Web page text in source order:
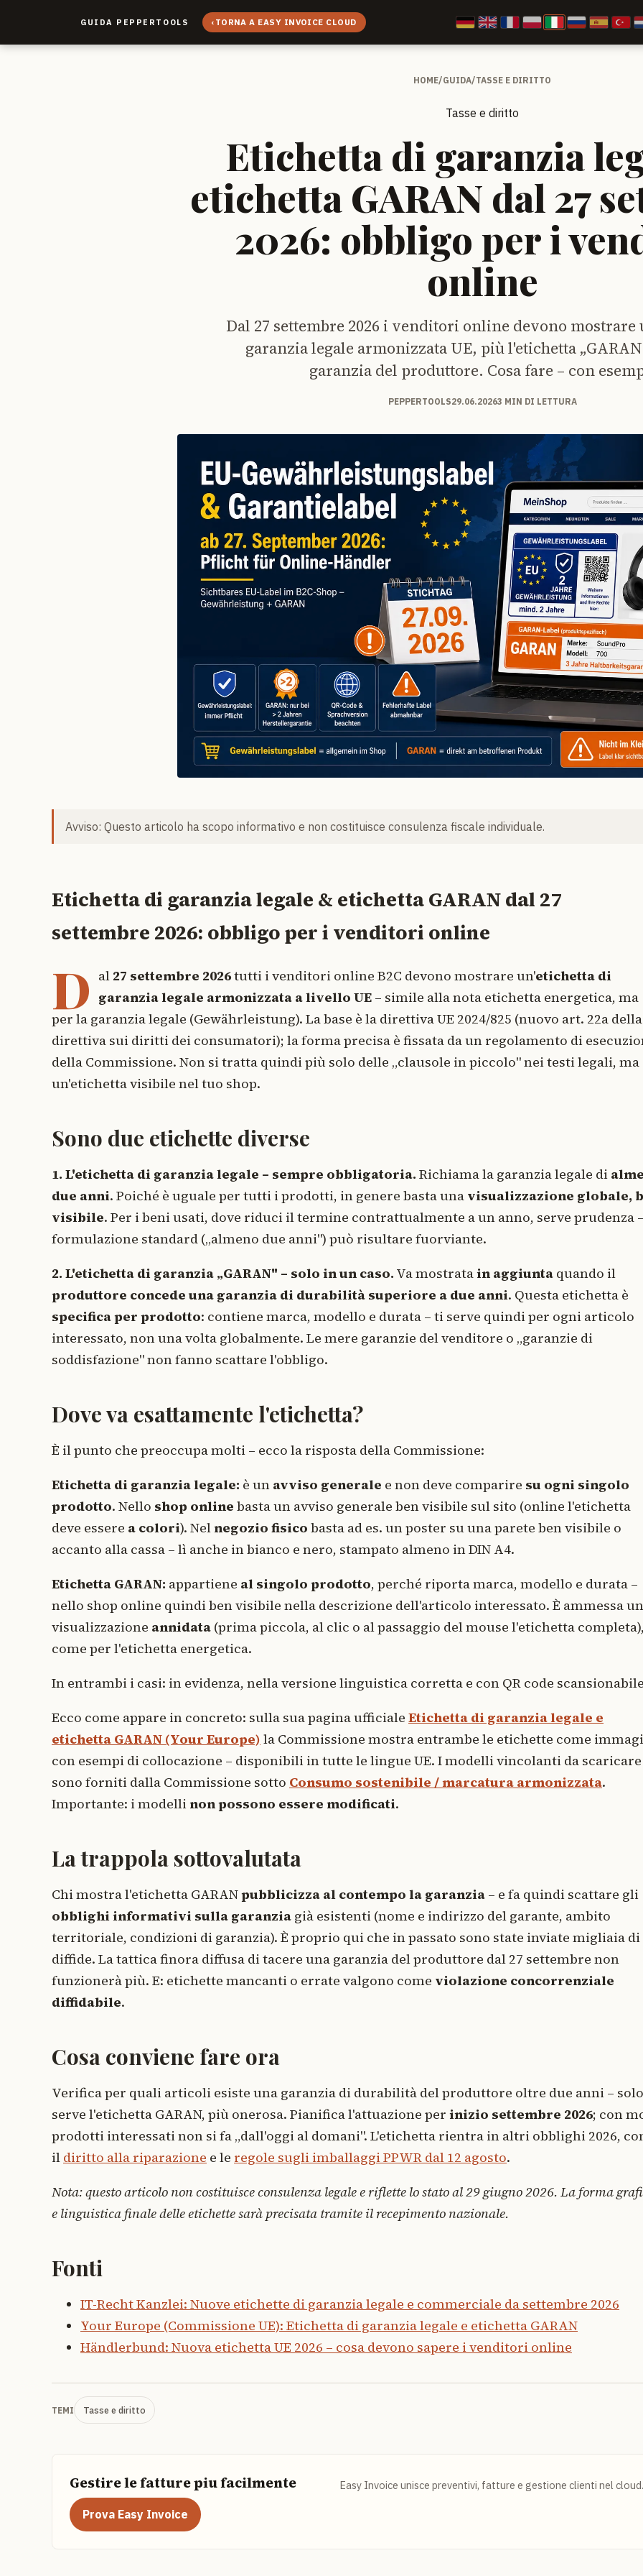
GUIDA PEPPERTOOLS ‹ TORNA A EASY INVOICE CLOUD
HOME/GUIDA/TASSE E DIRITTO
Tasse e diritto
Etichetta di garanzia
etichetta GARAN dal 27
2026: obbligo per i
online
Dal 27 settembre 2026 i venditori online devono mostrare
garanzia legale armonizzata UE, più l'etichetta
garanzia del produttore. Cosa fare – con
PEPPERTOOLS29.06.20263 MIN DI LETTURA
Avviso: Questo articolo ha scopo informativo e non costituisce consulenza fiscale individuale.
Etichetta di garanzia legale & etichetta GARAN dal 27
settembre 2026: obbligo per i venditori online
D al 27 settembre 2026tutti i venditori online B2C devono mostrare un'etichetta di
garanzia legale armonizzata a livello UE – simile alla nota etichetta energetica, ma
per la garanzia legale (Gewährleistung). La base è la direttiva UE 2024/825 (nuovo art. 22a della
direttiva sui diritti dei consumatori); la forma precisa è fissata da un regolamento di
della Commissione. Non si tratta quindi più solo delle „clausole in piccolo" nei testi legali, ma
un'etichetta visibile nel tuo shop.
Sono due etichette diverse
1. L'etichetta di garanzia legale – sempre obbligatoria. Richiama la garanzia legale di
due anni. Poiché è uguale per tutti i prodotti, in genere basta una visualizzazione globale,
visibile. Per i beni usati, dove riduci il termine contrattualmente a un anno, serve prudenza
formulazione standard („almeno due anni") può risultare fuorviante.
2. L'etichetta di garanzia „GARAN" – solo in un caso. Va mostratain aggiunta quando il
produttore concede una garanzia di durabilità superiore a due anni. Questa etichetta è
specifica per prodotto: contiene marca, modello e durata – ti serve quindi per ogni articolo
interessato, non una volta globalmente. Le mere garanzie del venditore o „garanzie di
soddisfazione" non fanno scattare l'obbligo.
Dove va esattamente l'etichetta?
È il punto che preoccupa molti – ecco la risposta della Commissione:
Etichetta di garanzia legale: è un avviso generale e non deve comparire su ogni singolo
prodotto. Nello shop online basta un avviso generale ben visibile sul sito (online l'etichetta
deve essere a colori). Nelnegozio fisico basta ad es. un poster su una parete ben visibile o
accanto alla cassa – lì anche in bianco e nero, stampato almeno in DIN A4.
Etichetta GARAN: appartiene al singolo prodotto, perché riporta marca, modello e durata –
nello shop online quindi ben visibile nella descrizione dell'articolo interessato. È ammessa
visualizzazione annidata (prima piccola, al clic o al passaggio del mouse l'etichetta
come per l'etichetta energetica.
In entrambi i casi: in evidenza, nella versione linguistica corretta e con QR code
Ecco come appare in concreto: sulla sua pagina ufficiale Etichetta di garanzia legale e
etichetta GARAN (Your Europe) la Commissione mostra entrambe le etichette come
con esempi di collocazione – disponibili in tutte le lingue UE. I modelli vincolanti da scaricare
sono forniti dalla Commissione sotto Consumo sostenibile / marcatura armonizzata.
Importante: i modellinon possono essere modificati.
La trappola sottovalutata
Chi mostra l'etichetta GARANpubblicizza al contempo la garanzia – e fa quindi scattare gli
obblighi informativi sulla garanzia già esistenti (nome e indirizzo del garante, ambito
territoriale, condizioni di garanzia). È proprio qui che in passato sono state inviate migliaia di
diffide. La tattica finora diffusa di tacere una garanzia del produttore dal 27 settembre non
funzionerà più. E: etichette mancanti o errate valgono come violazione concorrenziale
diffidabile.
Cosa conviene fare ora
Verifica per quali articoli esiste una garanzia di durabilità del produttore oltre due anni –
serve l'etichetta GARAN, più onerosa. Pianifica l'attuazione per inizio settembre 2026; con
prodotti interessati non si fa „dall'oggi al domani". L'etichetta rientra in altri obblighi 2026,
il diritto alla riparazione e le regole sugli imballaggi PPWR dal 12 agosto.
Nota: questo articolo non costituisce consulenza legale e riflette lo stato al 29 giugno 2026. La forma
e linguistica finale delle etichette sarà precisata tramite il recepimento nazionale.
Fonti
IT-Recht Kanzlei: Nuove etichette di garanzia legale e commerciale da settembre 2026
Your Europe (Commissione UE): Etichetta di garanzia legale e etichetta GARAN
Händlerbund: Nuova etichetta UE 2026 – cosa devono sapere i venditori online
TEMI Tasse e diritto
Gestire le fatture piu facilmente Easy Invoice unisce preventivi, fatture e gestione clienti nel cloud.
Prova Easy Invoice